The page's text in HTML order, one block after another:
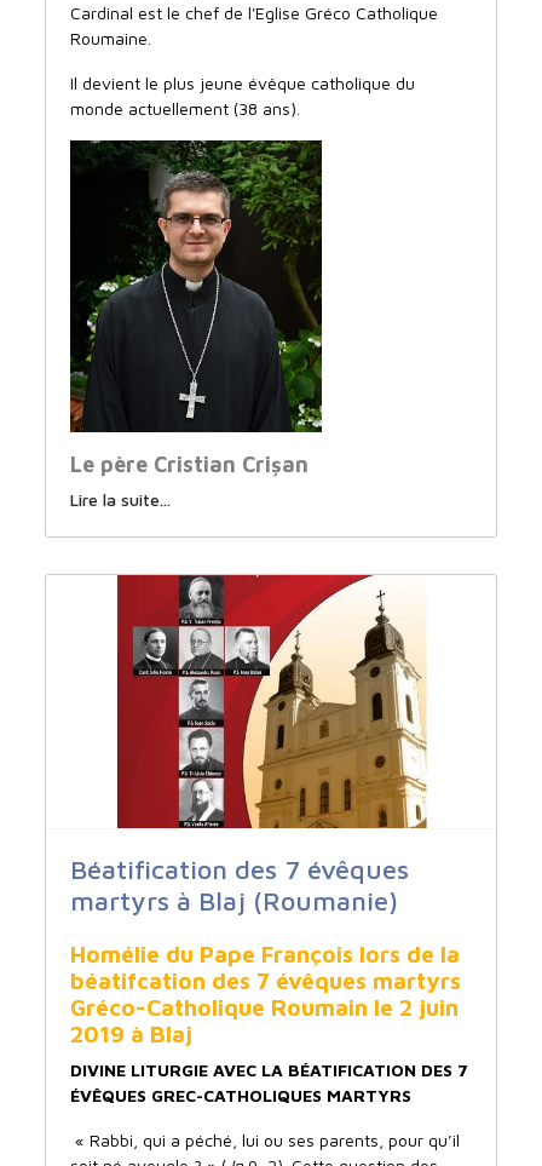
Cardinal est le chef de l'Eglise Gréco Catholique
Roumaine.
Il devient le plus jeune évêque catholique du
monde actuellement (38 ans).
Le père Cristian Crișan
Lire la suite...
Béatification des 7 évêques
martyrs à Blaj (Roumanie)
Homélie du Pape François lors de la
béatifcation des 7 évêques martyrs
Gréco-Catholique Roumain le 2 juin
2019 à Blaj
DIVINE LITURGIE AVEC LA BÉATIFICATION DES 7
ÉVÊQUES GREC-CATHOLIQUES MARTYRS
« Rabbi, qui a péché, lui ou ses parents, pour qu’il